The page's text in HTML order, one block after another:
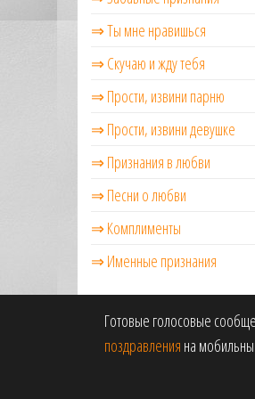
⇒ Ты мне нравишься
⇒ Скучаю и жду тебя
⇒ Прости, извини парню
⇒ Прости, извини девушке
⇒ Признания в любви
⇒ Песни о любви
⇒ Комплименты
⇒ Именные признания
Готовые голосовые
поздравления на